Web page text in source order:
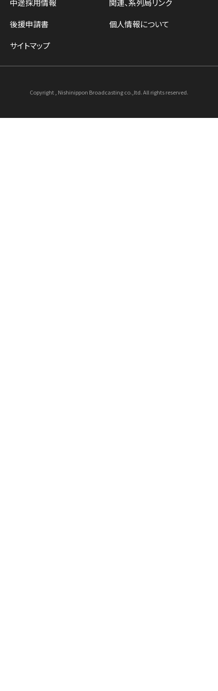
後援申請書
個人情報について
サイトマップ
Copyright , Nishinippon Broadcasting co.,ltd. All rights reserved.